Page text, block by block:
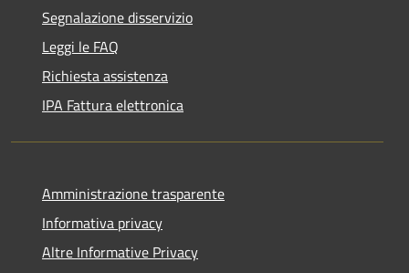
Segnalazione disservizio
Leggi le FAQ
Richiesta assistenza
IPA Fattura elettronica
Amministrazione trasparente
Informativa privacy
Altre Informative Privacy